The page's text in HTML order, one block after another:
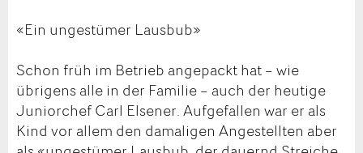
«Ein ungestümer Lausbub»
Schon früh im Betrieb angepackt hat – wie
übrigens alle in der Familie – auch der heutige
Juniorchef Carl Elsener. Aufgefallen war er als
Kind vor allem den damaligen Angestellten aber